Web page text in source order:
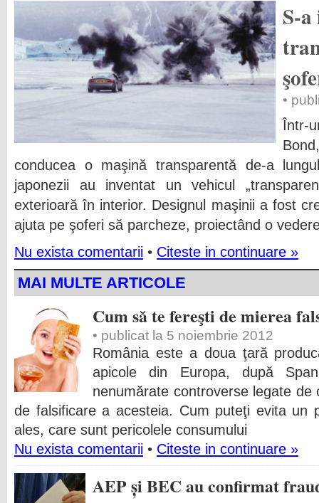
S-
•
Într-
conducea o maşină transparentă de-a
japonezii au inventat un vehicul
exterioară în interior. Designul maşinii a fost
ajuta pe şoferi să parcheze, proiectând o
Nu exista comentarii • Citeste in continuare »
MAI MULTE ARTICOLE
Cum să te fereşti de mierea
• publicat la 5 noiembrie 2012
România este a doua ţară
apicole din Europa, după
nenumărate controverse legate de
de falsificare a acesteia. Cum puteţi evita un
ales, care sunt pericolele consumului
Nu exista comentarii • Citeste in continuare »
AEP și BEC au confirmat